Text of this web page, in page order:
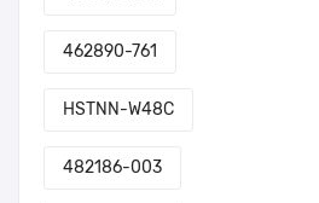
462890-761
HSTNN-W48C
482186-003